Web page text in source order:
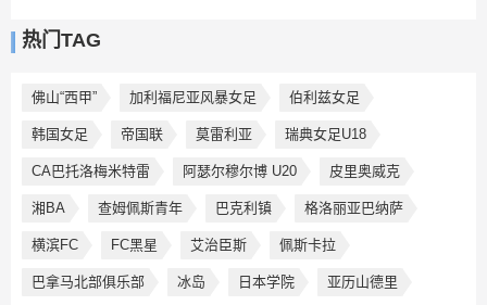
热门TAG
佛山“西甲” 加利福尼亚风暴女足 伯利兹女足
韩国女足 帝国联 莫雷利亚 瑞典女足U18
CA巴托洛梅米特雷 阿瑟尔穆尔博 U20 皮里奥威克
湘BA 查姆佩斯青年 巴克利镇 格洛丽亚巴纳萨
横滨FC FC黑星 艾治臣斯 佩斯卡拉
巴拿马北部俱乐部 冰岛 日本学院 亚历山德里